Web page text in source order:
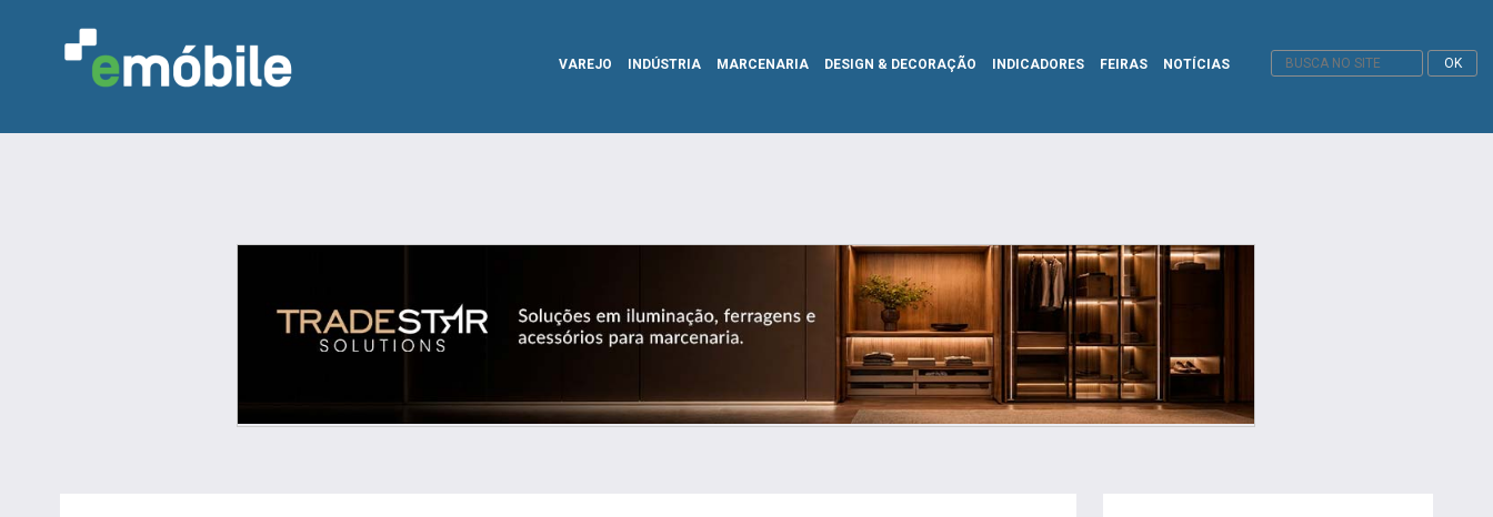
VAREJO INDÚSTRIA MARCENARIA DESIGN & DECORAÇÃO INDICADORES FEIRAS NOTÍCIAS